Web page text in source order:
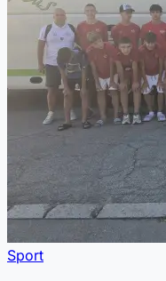
Sport